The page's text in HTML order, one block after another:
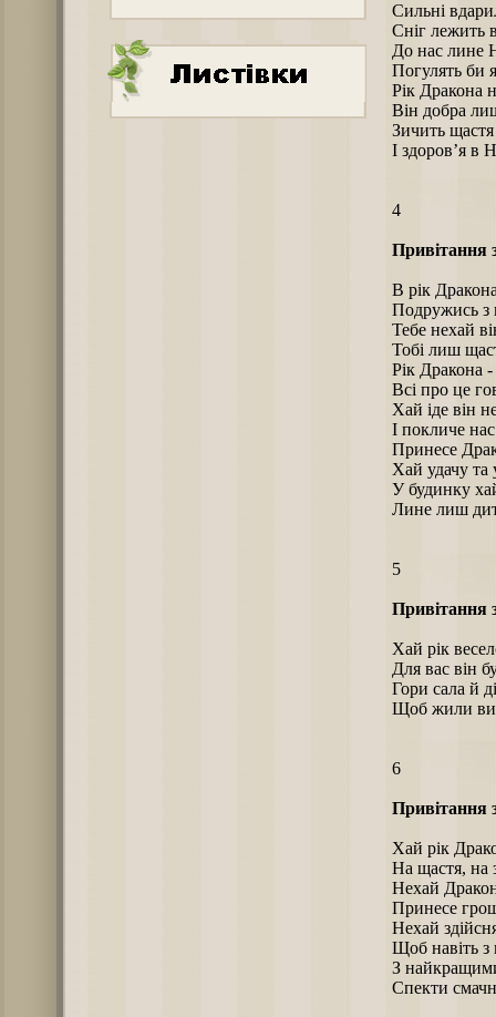
Сильні
Сніг лежить
До нас лине
Погулять би
Рік Дракона
Він добра
Зичить
І здоров’я в
4
Привітання
В рік
Подружись з
Тебе нехай
Тобі лиш
Рік Дракона
Всі про це
Хай іде він
І покличе
Принесе
Хай удачу та
У будинку
Лине лиш
5
Привітання
Хай рік
Для вас він
Гори сала й
Щоб жили ви
6
Привітання
Хай рік
На щастя, на
Нехай
Принесе
Нехай
Щоб навіть з
З
Спекти